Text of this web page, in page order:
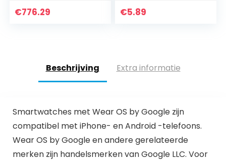
Geïnstalleerde
€776.29
tracker Tracker Kid
€5.89
Beschrijving Extra informatie
Smartwatches met Wear OS by Google zijn
compatibel met iPhone- en Android -telefoons.
Wear OS by Google en andere gerelateerde
merken zijn handelsmerken van Google LLC. Voor